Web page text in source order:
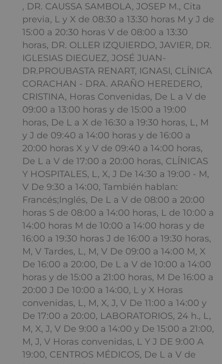
, DR. CAUSSA SAMBOLA, JOSEP M., Cita
previa, L y X de 08:30 a 13:30 horas M y J de
15:00 a 20:30 horas V de 08:00 a 13:30
horas, DR. OLLER IZQUIERDO, JAVIER, DR.
IGLESIAS DIEGUEZ, JOSÉ JUAN-
DR.PROUBASTA RENART, IGNASI, CLÍNICA
CORACHAN - DRA. ARAÑO HEREDERO,
CRISTINA, Horas Convenidas, De L a V de
09:00 a 13:00 horas y de 15:00 a 19:00
horas, De L a X de 16:30 a 19:30 horas, L, M
y J de 09:40 a 14:00 horas y de 16:00 a
20:00 horas X y V de 09:40 a 14:00 horas,
De L a V de 17:00 a 20:00 horas, CLÍNICAS
Y HOSPITALES, L, X, J De 14:30 a 19:00 - M,
V De 9:30 a 14:00, También hablan:
Francés;Inglés, De L a V de 08:00 a 20:00
horas S de 08:00 a 14:00 horas, L de 10:00 a
14:00 horas M de 10:00 a 14:00 horas y de
16:00 a 19:30 horas J de 16:00 a 19:30 horas,
M, V Tardes, L, M, V De 09:00 a 14:00 M, X
De 16:00 a 20:00, De L a V de 10:00 a 14:00
horas y de 15:00 a 21:00 horas, M De 16:00 a
20:00 J De 10:00 a 14:00, L y X Horas
convenidas, L, M, X, J, V De 11:00 a 14:00 y
De 17:00 a 20:00, LABORATORIOS, 24 h., L,
M, X, J, V De 9:00 a 14:00 y De 15:00 a 21:00,
M, J, V Horas convenidas, L Y J DE 9:00 A
19:00, CENTROS MÉDICOS, De L a V de